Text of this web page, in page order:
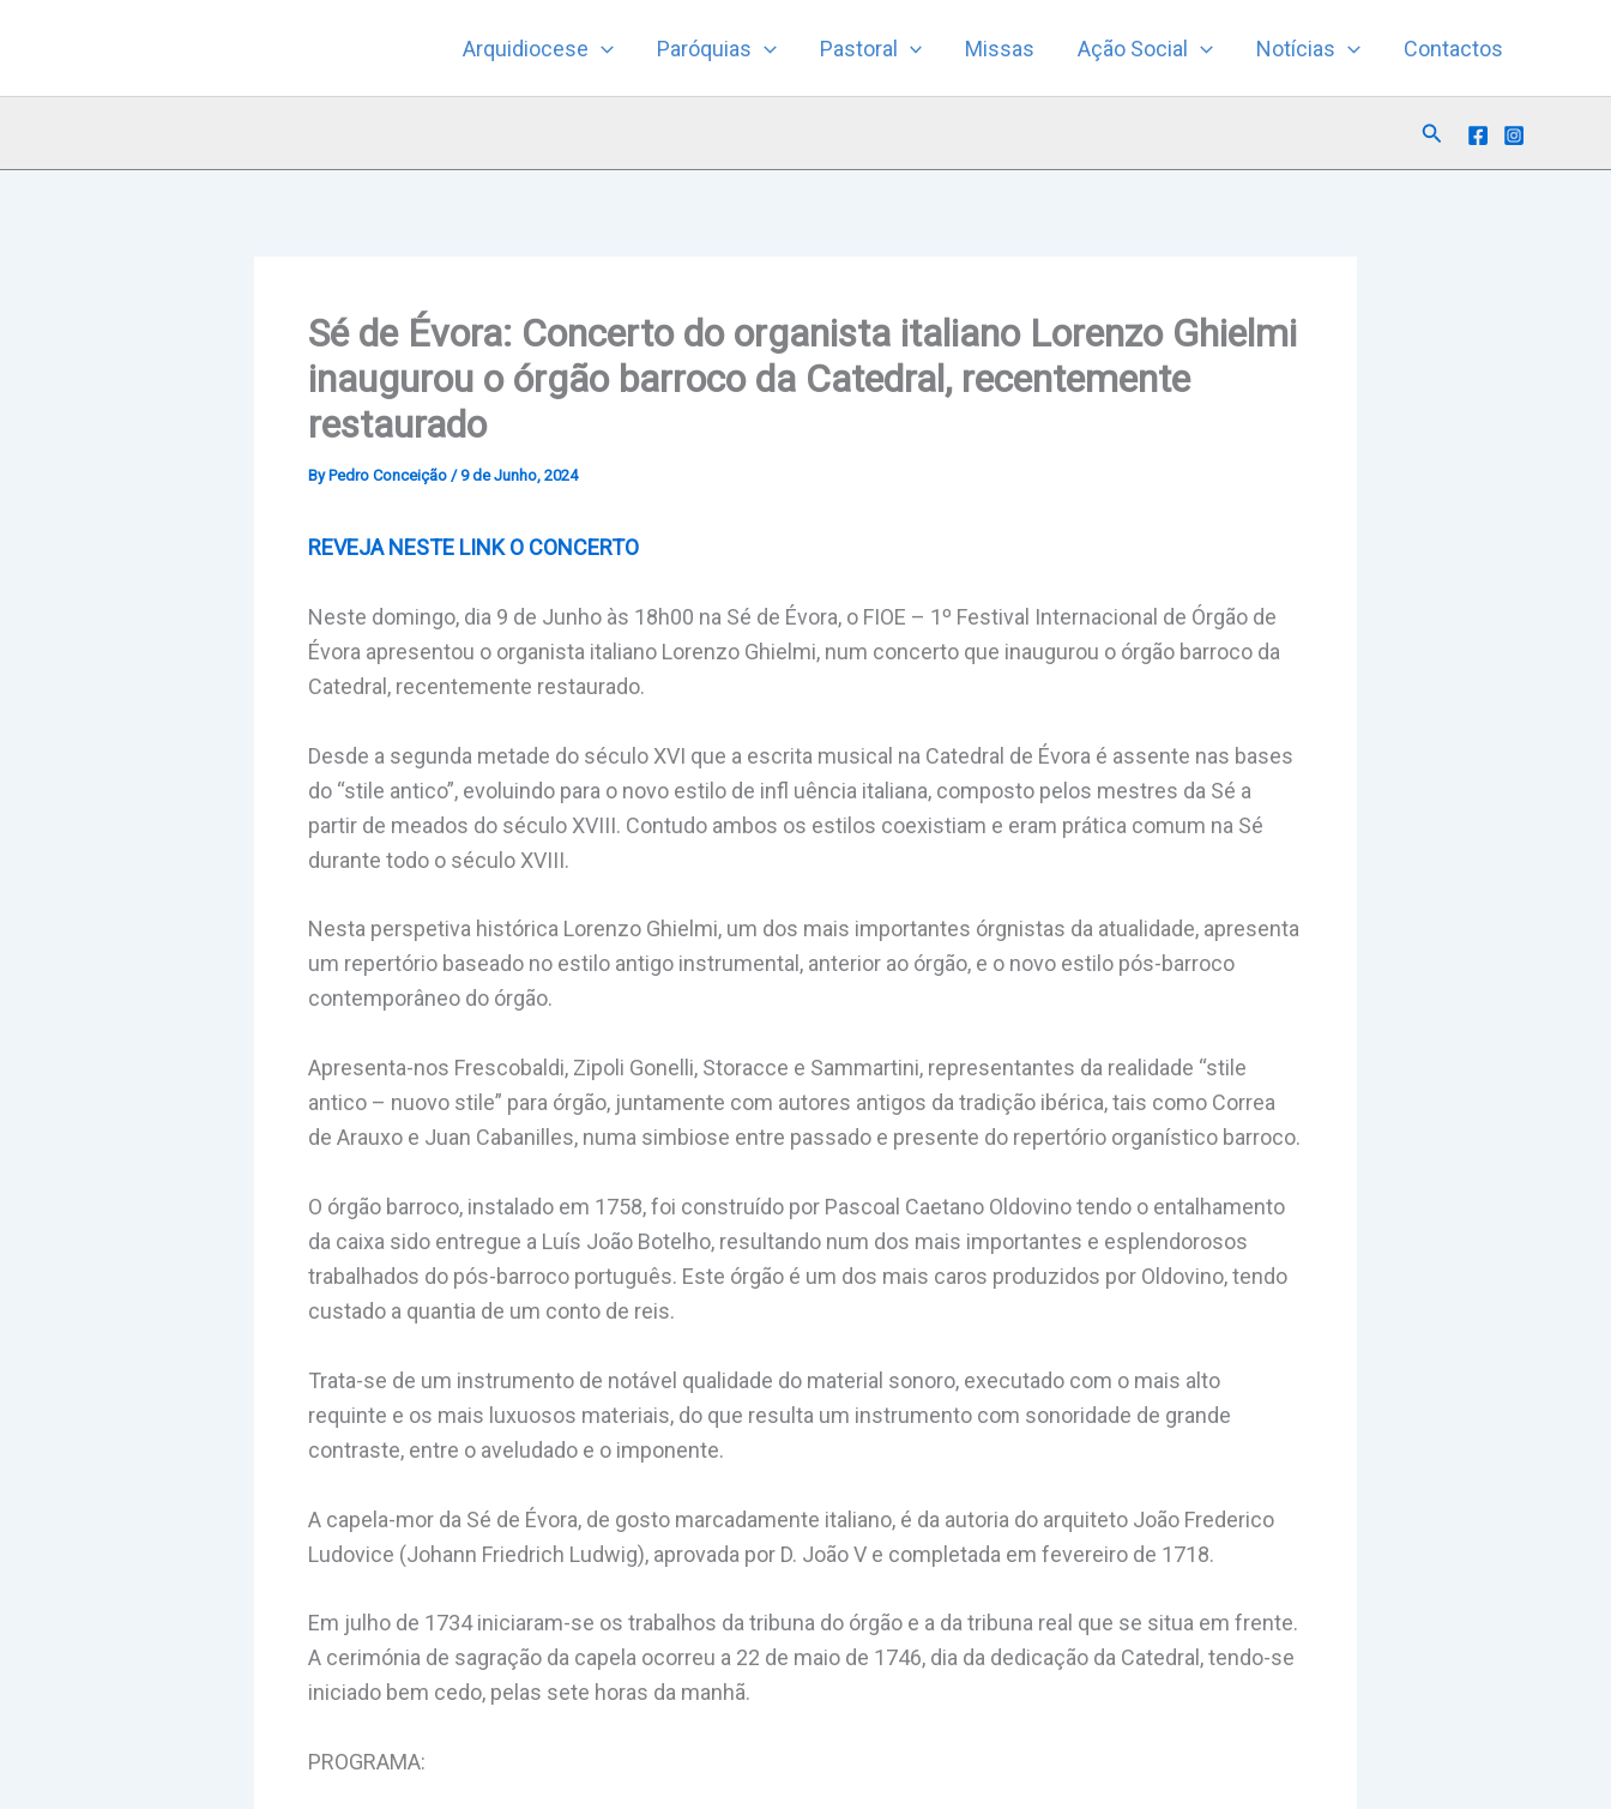
Arquidiocese Paróquias Pastoral Missas Ação Social Notícias Contactos
Search
Sé de Évora: Concerto do organista italiano Lorenzo Ghielmi
inaugurou o órgão barroco da Catedral, recentemente
restaurado
By Pedro Conceição /9 de Junho, 2024
REVEJA NESTE LINK O CONCERTO
Neste domingo, dia 9 de Junho às 18h00 na Sé de Évora, o FIOE – 1º Festival Internacional de Órgão de
Évora apresentou o organista italiano Lorenzo Ghielmi, num concerto que inaugurou o órgão barroco da
Catedral, recentemente restaurado.
Desde a segunda metade do século XVI que a escrita musical na Catedral de Évora é assente nas bases
do “stile antico”, evoluindo para o novo estilo de infl uência italiana, composto pelos mestres da Sé a
partir de meados do século XVIII. Contudo ambos os estilos coexistiam e eram prática comum na Sé
durante todo o século XVIII.
Nesta perspetiva histórica Lorenzo Ghielmi, um dos mais importantes órgnistas da atualidade, apresenta
um repertório baseado no estilo antigo instrumental, anterior ao órgão, e o novo estilo pós-barroco
contemporâneo do órgão.
Apresenta-nos Frescobaldi, Zipoli Gonelli, Storacce e Sammartini, representantes da realidade “stile
antico – nuovo stile” para órgão, juntamente com autores antigos da tradição ibérica, tais como Correa
de Arauxo e Juan Cabanilles, numa simbiose entre passado e presente do repertório organístico barroco.
O órgão barroco, instalado em 1758, foi construído por Pascoal Caetano Oldovino tendo o entalhamento
da caixa sido entregue a Luís João Botelho, resultando num dos mais importantes e esplendorosos
trabalhados do pós-barroco português. Este órgão é um dos mais caros produzidos por Oldovino, tendo
custado a quantia de um conto de reis.
Trata-se de um instrumento de notável qualidade do material sonoro, executado com o mais alto
requinte e os mais luxuosos materiais, do que resulta um instrumento com sonoridade de grande
contraste, entre o aveludado e o imponente.
A capela-mor da Sé de Évora, de gosto marcadamente italiano, é da autoria do arquiteto João Frederico
Ludovice (Johann Friedrich Ludwig), aprovada por D. João V e completada em fevereiro de 1718.
Em julho de 1734 iniciaram-se os trabalhos da tribuna do órgão e a da tribuna real que se situa em frente.
A cerimónia de sagração da capela ocorreu a 22 de maio de 1746, dia da dedicação da Catedral, tendo-se
iniciado bem cedo, pelas sete horas da manhã.
PROGRAMA: